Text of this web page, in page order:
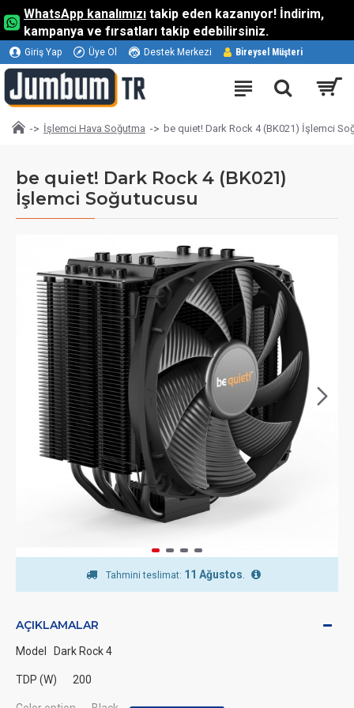
WhatsApp kanalımızı takip eden kazanıyor! İndirim,
kampanya ve fırsatları takip edebilirsiniz.
Giriş Yap Üye Ol Destek Merkezi Bireysel Müşteri
İşlemci Hava Soğutma be quiet! Dark Rock 4 (BK021) İşlemci
be quiet! Dark Rock 4 (BK021)
İşlemci Soğutucusu
Tahmini teslimat: 11 Ağustos
AÇIKLAMALAR
Model Dark Rock 4
TDP (W) 200